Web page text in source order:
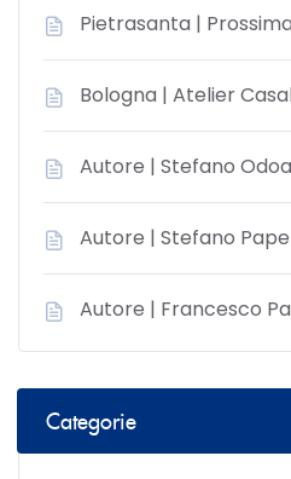
Pietrasanta |
Bologna | Atelier
Autore | Stefano
Autore | Stefano
Autore | Francesco
Categorie